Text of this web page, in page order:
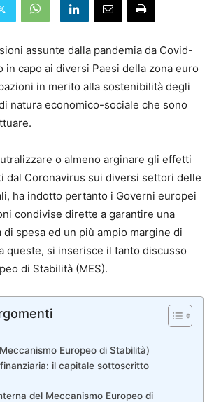
assunte dalla pandemia da Covid-
in capo ai diversi Paesi della zona euro
in merito alla sostenibilità degli
natura economico-sociale che sono
o almeno arginare gli effetti
dal Coronavirus sui diversi settori delle
ha indotto pertanto i Governi europei
condivise dirette a garantire una
di spesa ed un più ampio margine di
queste, si inserisce il tanto discusso
di Stabilità (MES).
Europeo di Stabilità)
il capitale sottoscritto
del Meccanismo Europeo di